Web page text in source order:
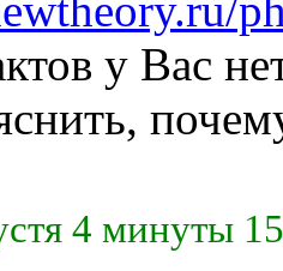
у Вас
4 минуты